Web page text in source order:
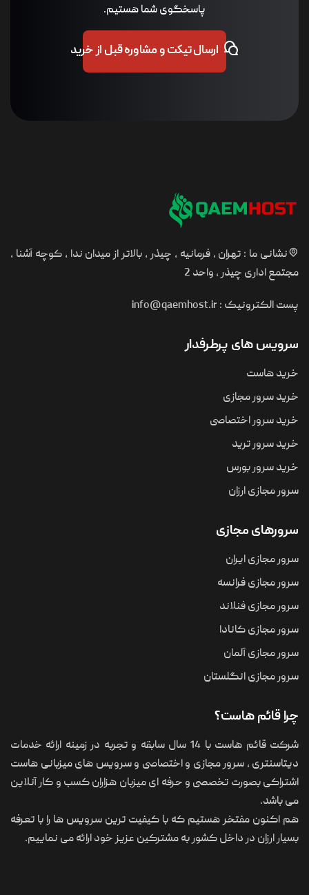
پاسخگوی شما هستیم.
ارسال تیکت و مشاوره قبل از خرید
نشانی ما : تهران ، فرمانیه ، چیذر ، بالاتر از میدان ندا ، کوچه آشنا ،
مجتمع اداری چیذر ، واحد 2
پست الکترونیک :info@qaemhost.ir
سرویس های پرطرفدار
خرید هاست
خرید سرور مجازی
خرید سرور اختصاصی
خرید سرور ترید
خرید سرور بورس
سرور مجازی ارزان
سرورهای مجازی
سرور مجازی ایران
سرور مجازی فرانسه
سرور مجازی فنلاند
سرور مجازی کانادا
سرور مجازی آلمان
سرور مجازی انگلستان
چرا قائم هاست؟
شرکت قائم هاست با 14 سال سابقه و تجربه در زمینه ارائه خدمات
دیتاسنتری ، سرور مجازی و اختصاصی و سرویس های میزبانی هاست
اشتراکی بصورت تخصصی و حرفه ای میزبان هزاران کسب و کار آنلاین
می باشد.
هم اکنون مفتخر هستیم که با کیفیت ترین سرویس ها را با تعرفه
بسیار ارزان در داخل کشور به مشترکین عزیز خود ارائه می نماییم.